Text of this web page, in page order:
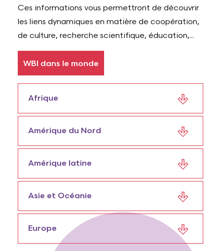
Ces informations vous permettront de découvrir
les liens dynamiques en matière de coopération,
de culture, recherche scientifique, éducation,...
WBI dans le monde
Afrique
Amérique du Nord
Amérique latine
Asie et Océanie
Europe